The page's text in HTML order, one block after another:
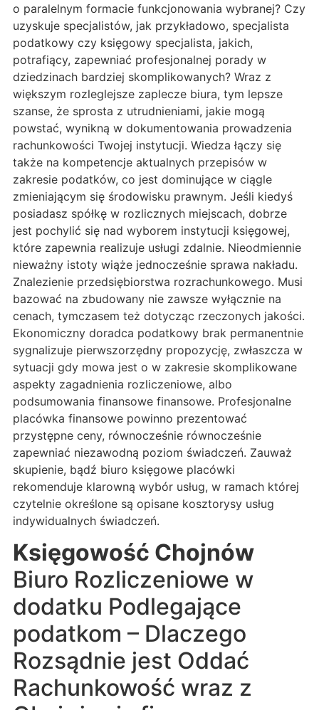
o paralelnym formacie funkcjonowania wybranej? Czy
uzyskuje specjalistów, jak przykładowo, specjalista
podatkowy czy księgowy specjalista, jakich,
potrafiący, zapewniać profesjonalnej porady w
dziedzinach bardziej skomplikowanych? Wraz z
większym rozleglejsze zaplecze biura, tym lepsze
szanse, że sprosta z utrudnieniami, jakie mogą
powstać, wynikną w dokumentowania prowadzenia
rachunkowości Twojej instytucji. Wiedza łączy się
także na kompetencje aktualnych przepisów w
zakresie podatków, co jest dominujące w ciągle
zmieniającym się środowisku prawnym. Jeśli kiedyś
posiadasz spółkę w rozlicznych miejscach, dobrze
jest pochylić się nad wyborem instytucji księgowej,
które zapewnia realizuje usługi zdalnie. Nieodmiennie
nieważny istoty wiąże jednocześnie sprawa nakładu.
Znalezienie przedsiębiorstwa rozrachunkowego. Musi
bazować na zbudowany nie zawsze wyłącznie na
cenach, tymczasem też dotycząc rzeczonych jakości.
Ekonomiczny doradca podatkowy brak permanentnie
sygnalizuje pierwszorzędny propozycję, zwłaszcza w
sytuacji gdy mowa jest o w zakresie skomplikowane
aspekty zagadnienia rozliczeniowe, albo
podsumowania finansowe finansowe. Profesjonalne
placówka finansowe powinno prezentować
przystępne ceny, równocześnie równocześnie
zapewniać niezawodną poziom świadczeń. Zauważ
skupienie, bądź biuro księgowe placówki
rekomenduje klarowną wybór usług, w ramach której
czytelnie określone są opisane kosztorysy usług
indywidualnych świadczeń.
Księgowość Chojnów
Biuro Rozliczeniowe w
dodatku Podlegające
podatkom – Dlaczego
Rozsądnie jest Oddać
Rachunkowość wraz z